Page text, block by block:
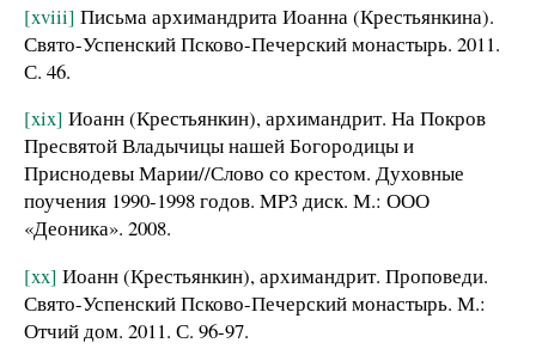
[xviii] Письма архимандрита Иоанна (Крестьянкина).
Свято-Успенский Псково-Печерский монастырь. 2011.
С. 46.
[xix] Иоанн (Крестьянкин), архимандрит. На Покров
Пресвятой Владычицы нашей Богородицы и
Приснодевы Марии//Слово со крестом. Духовные
поучения 1990-1998 годов. MP3 диск. М.: ООО
«Деоника». 2008.
[xx] Иоанн (Крестьянкин), архимандрит. Проповеди.
Свято-Успенский Псково-Печерский монастырь. М.:
Отчий дом. 2011. С. 96-97.